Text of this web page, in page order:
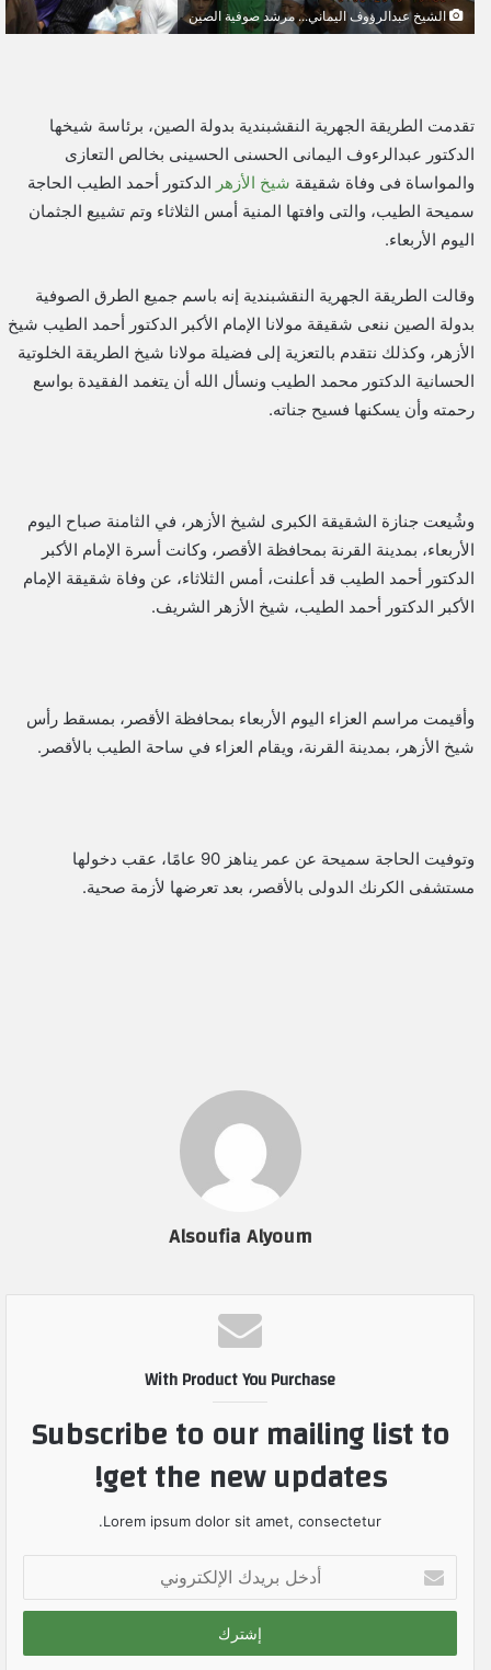
و
الشيخ عبدالرؤوف اليماني... مرشد صوفية الصين
تقدمت الطريقة الجهرية النقشبندية بدولة الصين، برئاسة شيخها
الدكتور عبدالرءوف اليمانى الحسنى الحسينى بخالص التعازى
والمواساة فى وفاة شقيقة شيخ الأزهر الدكتور أحمد الطيب الحاجة
سميحة الطيب، والتى وافتها المنية أمس الثلاثاء وتم تشييع الجثمان
اليوم الأربعاء.
وقالت الطريقة الجهرية النقشبندية إنه باسم جميع الطرق الصوفية
بدولة الصين ننعى شقيقة مولانا الإمام الأكبر الدكتور أحمد الطيب شيخ
الأزهر، وكذلك نتقدم بالتعزية إلى فضيلة مولانا شيخ الطريقة الخلوتية
الحسانية الدكتور محمد الطيب ونسأل الله أن يتغمد الفقيدة بواسع
رحمته وأن يسكنها فسيح جناته.
وشُيعت جنازة الشقيقة الكبرى لشيخ الأزهر، في الثامنة صباح اليوم
الأربعاء، بمدينة القرنة بمحافظة الأقصر، وكانت أسرة الإمام الأكبر
الدكتور أحمد الطيب قد أعلنت، أمس الثلاثاء، عن وفاة شقيقة الإمام
الأكبر الدكتور أحمد الطيب، شيخ الأزهر الشريف.
وأقيمت مراسم العزاء اليوم الأربعاء بمحافظة الأقصر، بمسقط رأس
شيخ الأزهر، بمدينة القرنة، ويقام العزاء في ساحة الطيب بالأقصر.
وتوفيت الحاجة سميحة عن عمر يناهز 90 عامًا، عقب دخولها
مستشفى الكرنك الدولى بالأقصر، بعد تعرضها لأزمة صحية.
Alsoufia Alyoum
With Product You Purchase
Subscribe to our mailing list to
get the new updates!
Lorem ipsum dolor sit amet, consectetur.
خ
ب